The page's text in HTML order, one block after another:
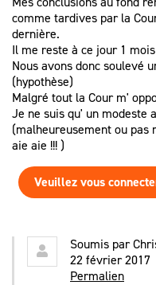
comme tardives par la
dernière.
Il me reste à ce jour 1
Nous avons donc soulevé
(hypothèse)
Malgré tout la Cour m'
Je ne suis qu' un modeste
(malheureusement ou pas
aie aie !!! )
Veuillez vous
Soumis par
22 février 2017
Permalien